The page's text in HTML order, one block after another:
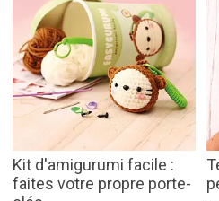
Kit d'amigurumi facile :
faites votre propre porte-